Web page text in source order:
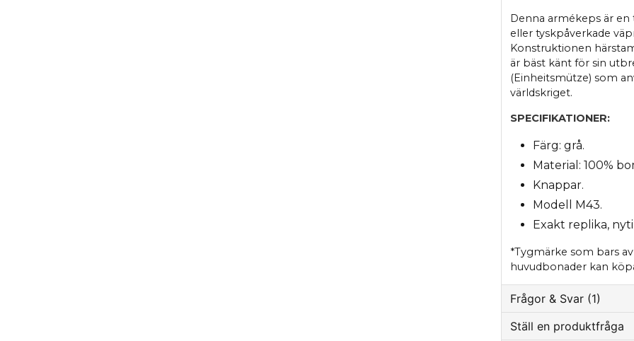
Denna armékeps är en
eller tyskpåverkade
Konstruktionen
är bäst känt för sin
(Einheitsmütze) som
världskriget.
SPECIFIKATIONER:
Färg: grå.
Material: 100%
Knappar.
Modell M43.
Exakt replika,
*Tygmärke som bars
huvudbonader kan
Frågor & Svar (1)
Ställ en produktfråga